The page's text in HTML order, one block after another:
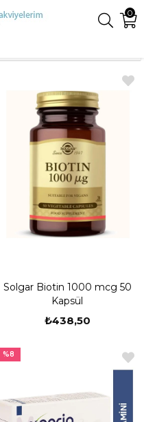
0
Solgar Biotin 1000 mcg 50
Kapsül
₺438,50
%8